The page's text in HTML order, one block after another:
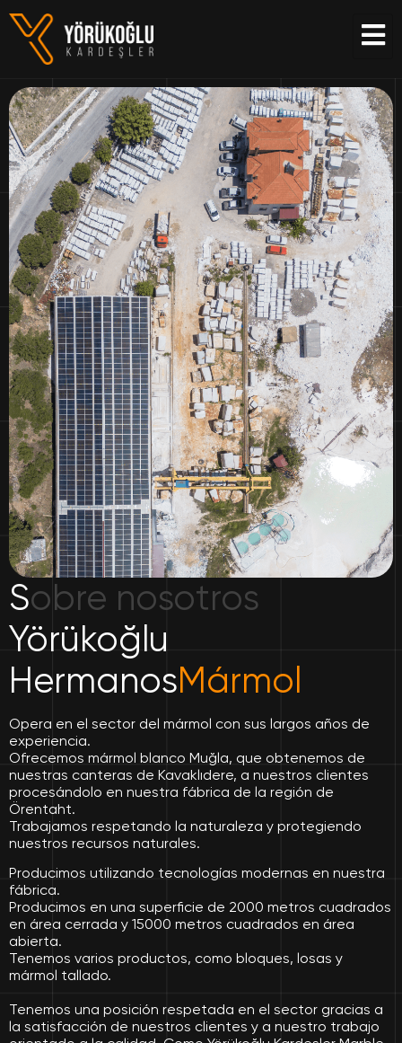
Sobre nosotros
Yörükoğlu
HermanosMármol
Opera en el sector del mármol con sus largos años de
experiencia.
Ofrecemos mármol blanco Muğla, que obtenemos de
nuestras canteras de Kavaklıdere, a nuestros clientes
procesándolo en nuestra fábrica de la región de
Örentaht.
Trabajamos respetando la naturaleza y protegiendo
nuestros recursos naturales.
Producimos utilizando tecnologías modernas en nuestra
fábrica.
Producimos en una superficie de 2000 metros cuadrados
en área cerrada y 15000 metros cuadrados en área
abierta.
Tenemos varios productos, como bloques, losas y
mármol tallado.
Tenemos una posición respetada en el sector gracias a
la satisfacción de nuestros clientes y a nuestro trabajo